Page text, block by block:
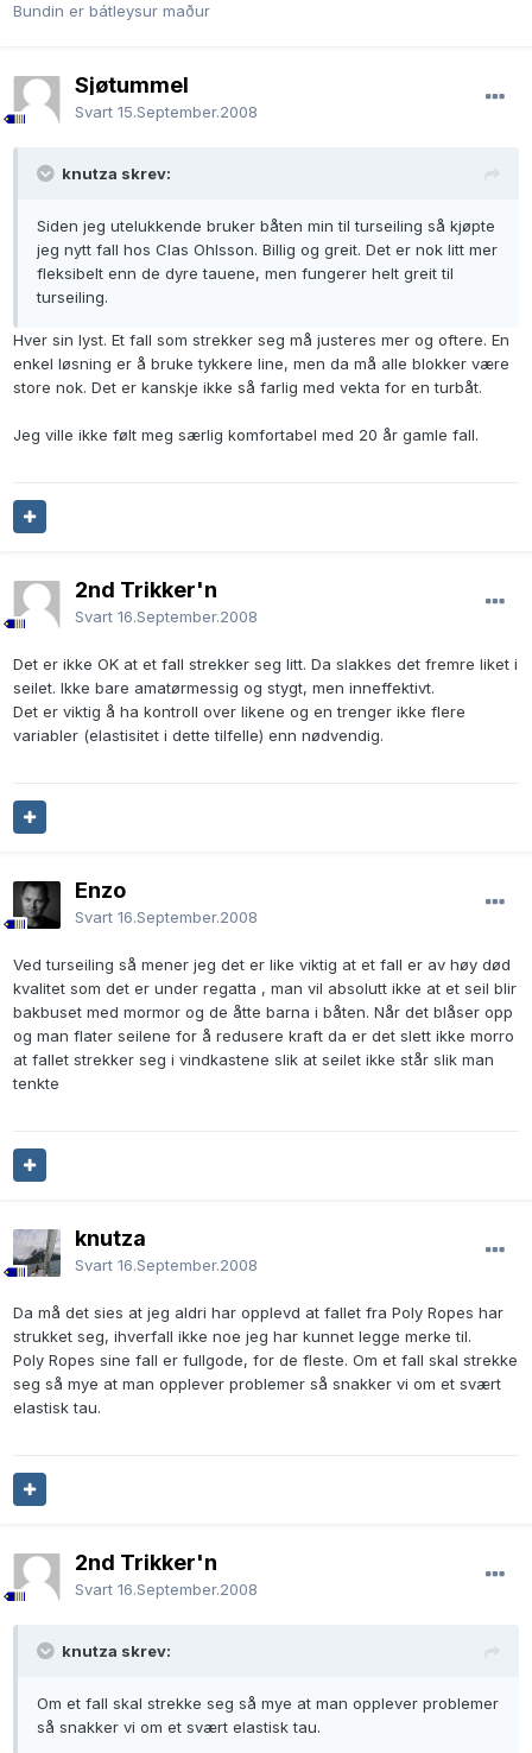
Bundin er bátleysur maður
Sjøtummel
Svart 15.September.2008
knutza skrev:
Siden jeg utelukkende bruker båten min til turseiling så kjøpte
jeg nytt fall hos Clas Ohlsson. Billig og greit. Det er nok litt mer
fleksibelt enn de dyre tauene, men fungerer helt greit til
turseiling.
Hver sin lyst. Et fall som strekker seg må justeres mer og oftere. En
enkel løsning er å bruke tykkere line, men da må alle blokker være
store nok. Det er kanskje ikke så farlig med vekta for en turbåt.
Jeg ville ikke følt meg særlig komfortabel med 20 år gamle fall.
2nd Trikker'n
Svart 16.September.2008
Det er ikke OK at et fall strekker seg litt. Da slakkes det fremre liket i
seilet. Ikke bare amatørmessig og stygt, men inneffektivt.
Det er viktig å ha kontroll over likene og en trenger ikke flere
variabler (elastisitet i dette tilfelle) enn nødvendig.
Enzo
Svart 16.September.2008
Ved turseiling så mener jeg det er like viktig at et fall er av høy død
kvalitet som det er under regatta , man vil absolutt ikke at et seil blir
bakbuset med mormor og de åtte barna i båten. Når det blåser opp
og man flater seilene for å redusere kraft da er det slett ikke morro
at fallet strekker seg i vindkastene slik at seilet ikke står slik man
tenkte
knutza
Svart 16.September.2008
Da må det sies at jeg aldri har opplevd at fallet fra Poly Ropes har
strukket seg, ihverfall ikke noe jeg har kunnet legge merke til.
Poly Ropes sine fall er fullgode, for de fleste. Om et fall skal strekke
seg så mye at man opplever problemer så snakker vi om et svært
elastisk tau.
2nd Trikker'n
Svart 16.September.2008
knutza skrev:
Om et fall skal strekke seg så mye at man opplever problemer
så snakker vi om et svært elastisk tau.